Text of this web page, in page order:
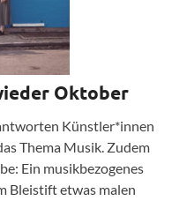
Oktober
Künstler*innen
Thema Musik. Zudem
Ein musikbezogenes
Bleistift etwas malen